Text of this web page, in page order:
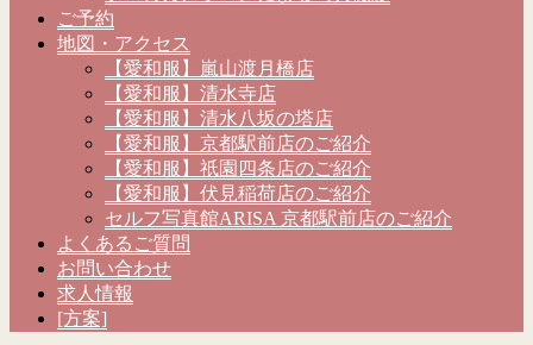
ご予約
地図・アクセス
【愛和服】嵐山渡月橋店
【愛和服】清水寺店
【愛和服】清水八坂の塔店
【愛和服】京都駅前店のご紹介
【愛和服】祇園四条店のご紹介
【愛和服】伏見稲荷店のご紹介
セルフ写真館ARISA 京都駅前店のご紹介
よくあるご質問
お問い合わせ
求人情報
[方案]